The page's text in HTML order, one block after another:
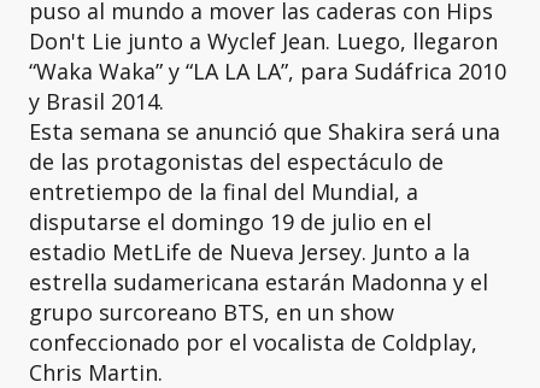
puso al mundo a mover las caderas con Hips
Don't Lie junto a Wyclef Jean. Luego, llegaron
“Waka Waka” y “LA LA LA”, para Sudáfrica 2010
y Brasil 2014.
Esta semana se anunció que Shakira será una
de las protagonistas del espectáculo de
entretiempo de la final del Mundial, a
disputarse el domingo 19 de julio en el
estadio MetLife de Nueva Jersey. Junto a la
estrella sudamericana estarán Madonna y el
grupo surcoreano BTS, en un show
confeccionado por el vocalista de Coldplay,
Chris Martin.